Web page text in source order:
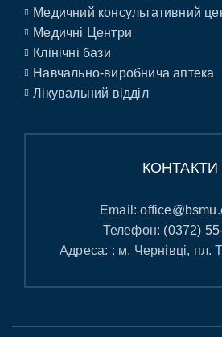
Медичний консультативний
Медичні Центри
Клінічні бази
Навчально-виробнича аптека
Лікувальний відділ
КОНТАКТИ
Email:
Телефон: (0372)
Адреса: : м. Чернівці, пл.